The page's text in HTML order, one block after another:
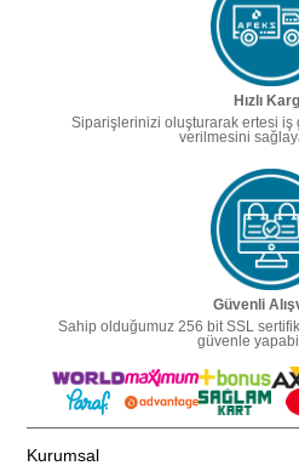
Hızlı
Siparişlerinizi oluşturarak ertesi
verilmesini
Güvenli
Sahip olduğumuz 256 bit SSL
güvenle
Kurumsal